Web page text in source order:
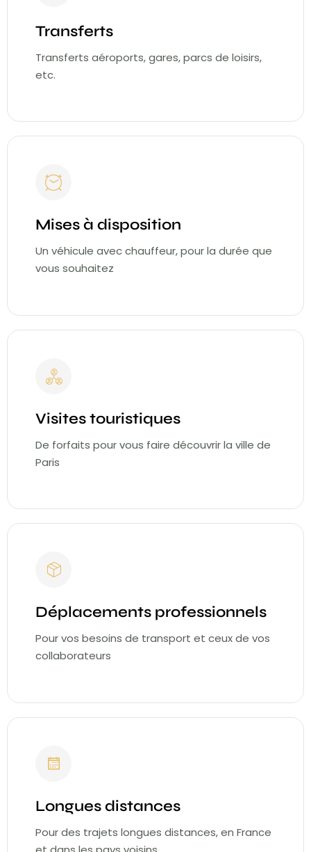
Transferts
Transferts aéroports, gares, parcs de loisirs,
etc.
Mises à disposition
Un véhicule avec chauffeur, pour la durée que
vous souhaitez
Visites touristiques
De forfaits pour vous faire découvrir la ville de
Paris
Déplacements professionnels
Pour vos besoins de transport et ceux de vos
collaborateurs
Longues distances
Pour des trajets longues distances, en France